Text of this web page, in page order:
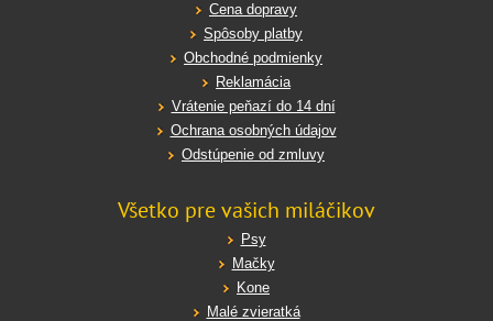
Cena dopravy
Spôsoby platby
Obchodné podmienky
Reklamácia
Vrátenie peňazí do 14 dní
Ochrana osobných údajov
Odstúpenie od zmluvy
Všetko pre vašich miláčikov
Psy
Mačky
Kone
Malé zvieratká